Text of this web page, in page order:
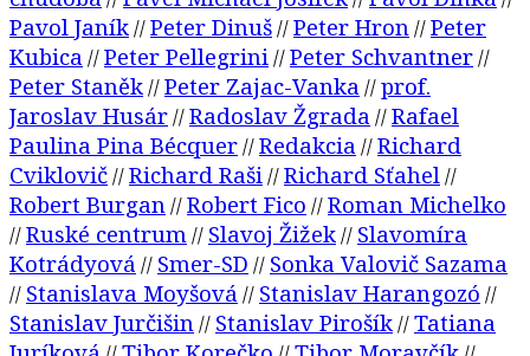
Pavol Janík//Peter Dinuš//Peter Hron//Peter
Kubica //Peter Pellegrini//Peter Schvantner//
Peter Staněk//Peter Zajac-Vanka //prof.
Jaroslav Husár//Radoslav Žgrada //Rafael
Paulina Pina Bécquer//Redakcia //Richard
Cviklovič//Richard Raši//Richard Sťahel//
Robert Burgan//Robert Fico //Roman Michelko
//Ruské centrum// Slavoj Žižek// Slavomíra
Kotrádyová // Smer-SD // Sonka Valovič Sazama
// Stanislava Moyšová // Stanislav Harangozó //
Stanislav Jurčišin// Stanislav Pirošík//Tatiana